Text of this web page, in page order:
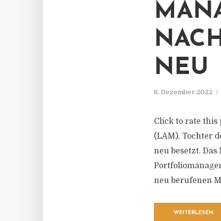
NEU
8. Dezember 2022
Click to rate this
(LAM), Tochter
neu besetzt.
neu berufenen
WEITERLESEN